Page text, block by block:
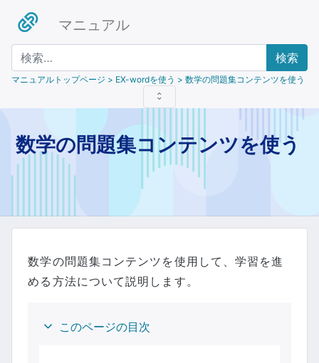
マニュアル
検索
マニュアルトップページ > EX-wordを使う > 数学の問題集コンテンツを使う
数学の問題集コンテンツを使う
数学の問題集コンテンツを使用して、学習を進
める方法について説明します。
このページの目次